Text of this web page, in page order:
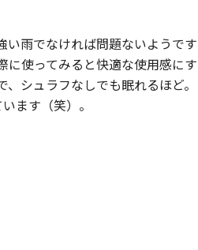
雨でなければ問題ないようです
に使ってみると快適な使用感にす
シュラフなしでも眠れるほど。
ます（笑）。